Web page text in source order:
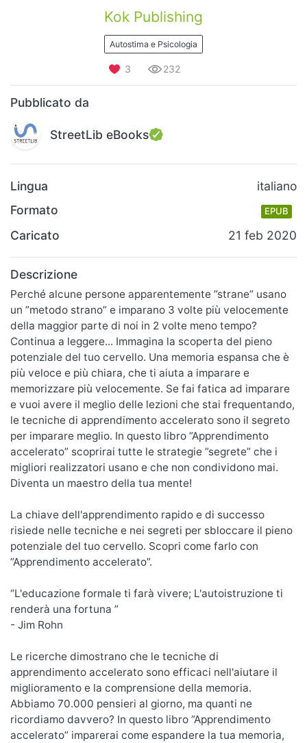
Kok Publishing
Autostima e Psicologia
3 232
Pubblicato da
StreetLib eBooks
Lingua
italiano
Formato
EPUB
Caricato 21 feb 2020
Descrizione
Perché alcune persone apparentemente ”strane” usano
un ”metodo strano” e imparano 3 volte più velocemente
della maggior parte di noi in 2 volte meno tempo?
Continua a leggere... Immagina la scoperta del pieno
potenziale del tuo cervello. Una memoria espansa che è
più veloce e più chiara, che ti aiuta a imparare e
memorizzare più velocemente. Se fai fatica ad imparare
e vuoi avere il meglio delle lezioni che stai frequentando,
le tecniche di apprendimento accelerato sono il segreto
per imparare meglio. In questo libro ”Apprendimento
accelerato” scoprirai tutte le strategie ”segrete” che i
migliori realizzatori usano e che non condividono mai.
Diventa un maestro della tua mente!
La chiave dell'apprendimento rapido e di successo
risiede nelle tecniche e nei segreti per sbloccare il pieno
potenziale del tuo cervello. Scopri come farlo con
”Apprendimento accelerato”.
“L'educazione formale ti farà vivere; L'autoistruzione ti
renderà una fortuna ”
- Jim Rohn
Le ricerche dimostrano che le tecniche di
apprendimento accelerato sono efficaci nell'aiutare il
miglioramento e la comprensione della memoria.
Abbiamo 70.000 pensieri al giorno, ma quanti ne
ricordiamo davvero? In questo libro ”Apprendimento
accelerato” imparerai come espandere la tua memoria,